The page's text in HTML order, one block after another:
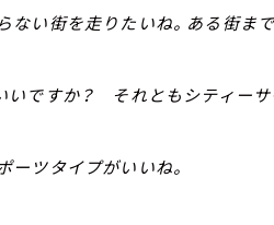
ない街を走りたいね。ある街ま
いですか？ それともシティーサ
ーツタイプがいいね。